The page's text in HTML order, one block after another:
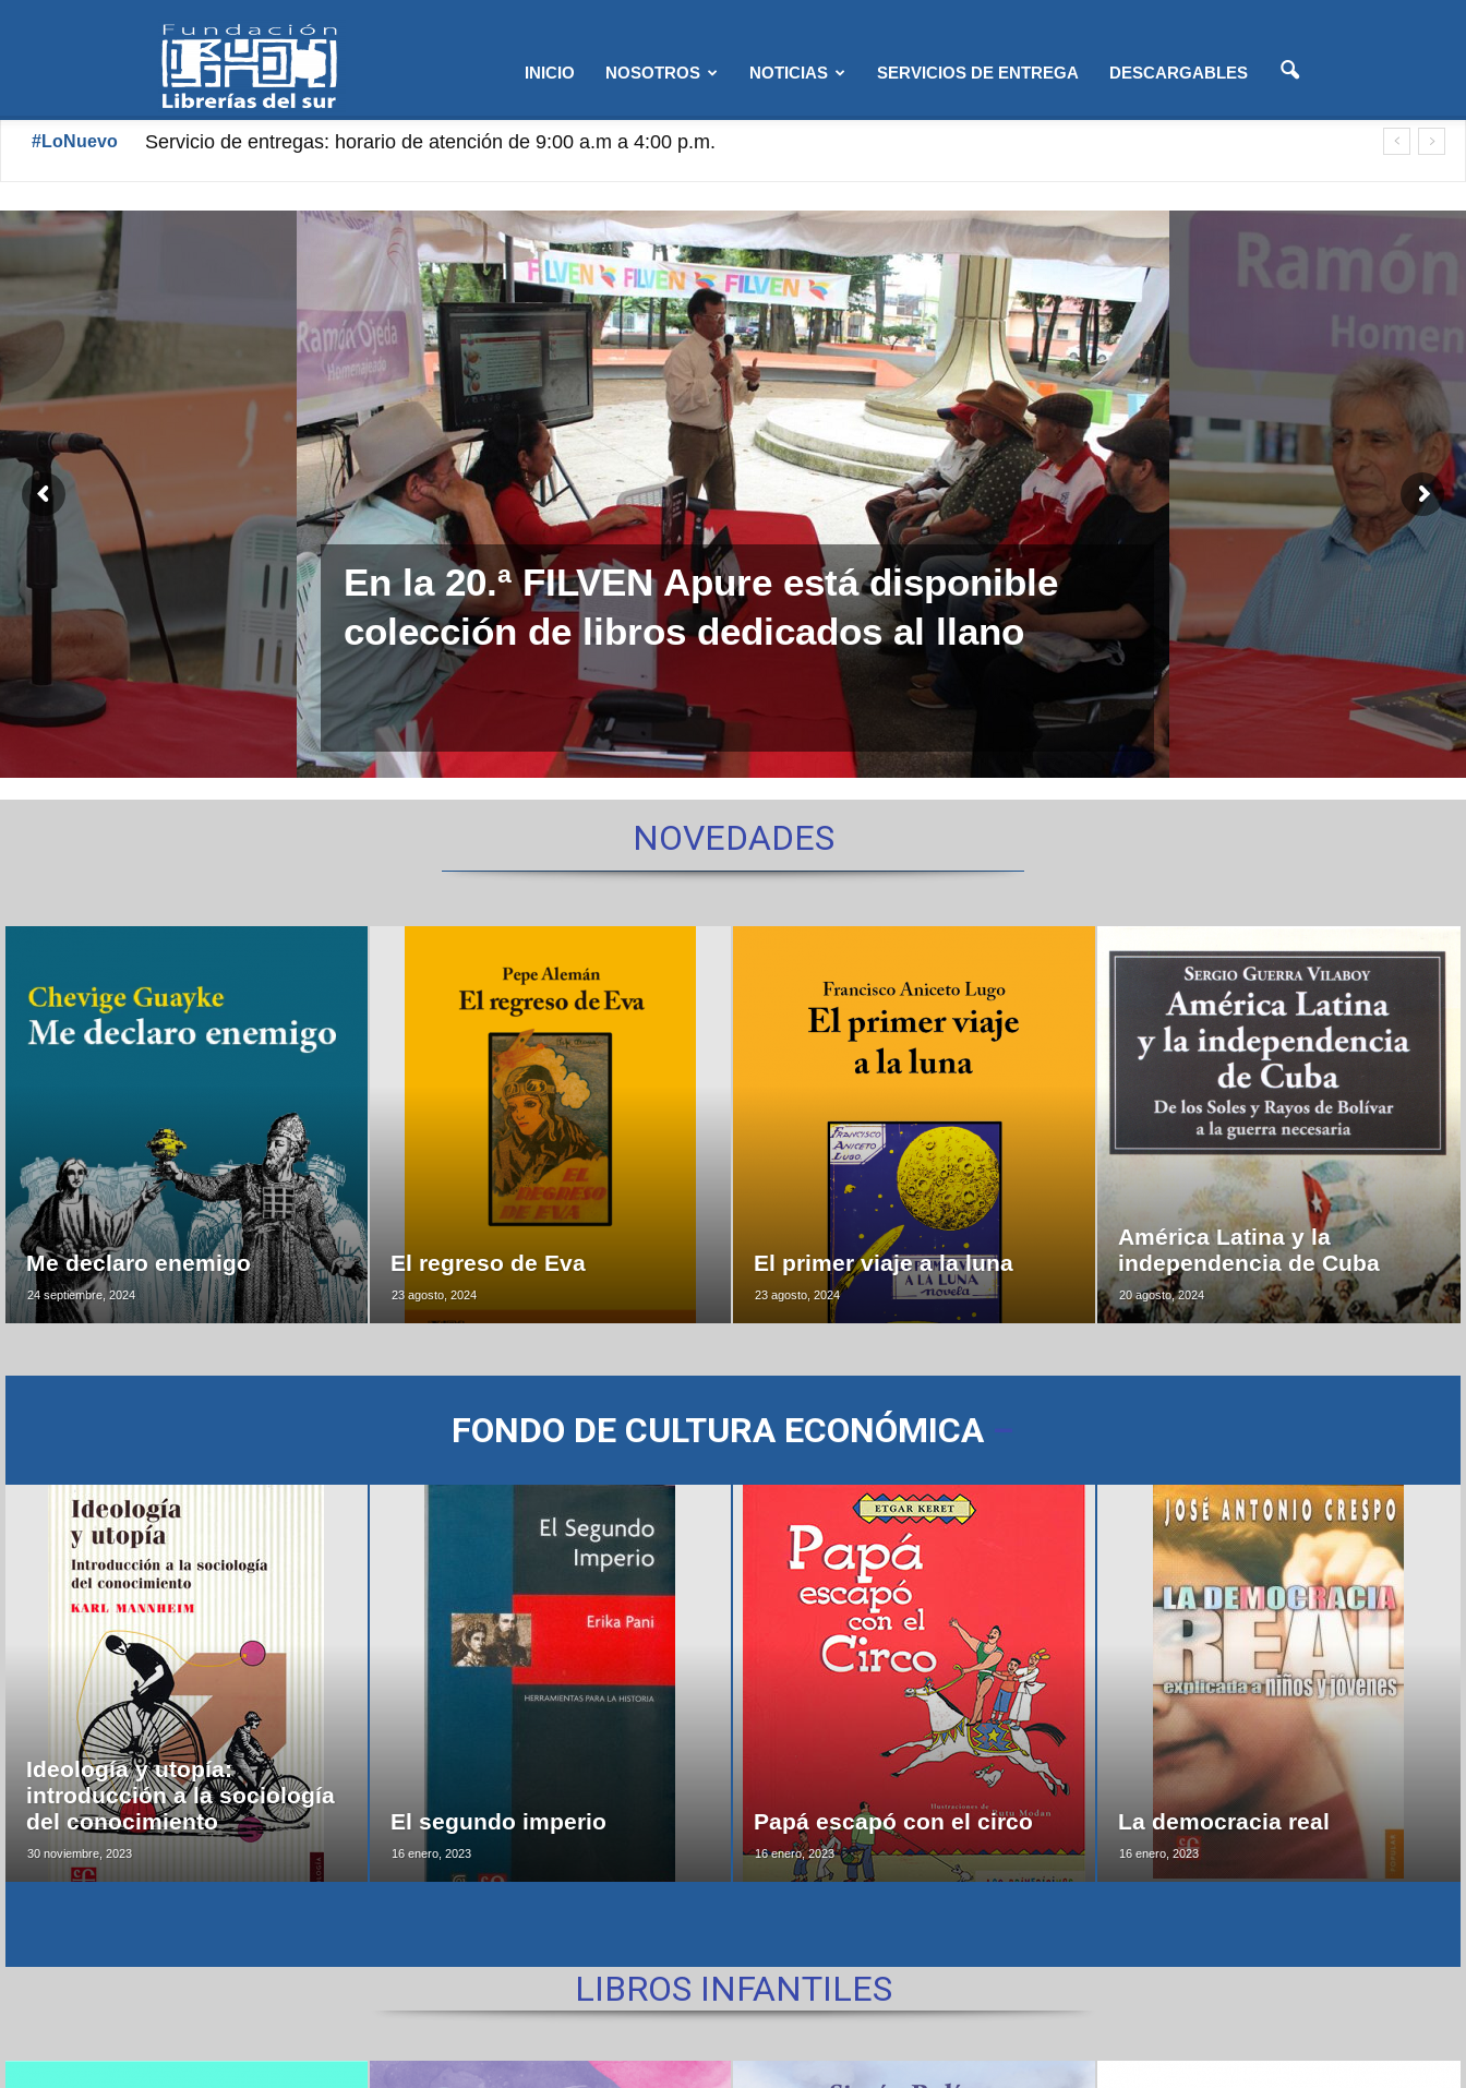
Sur
INICIO NOSOTROS NOTICIAS SERVICIOS DE ENTREGA DESCARGABLES
#LoNuevo Librería «Aníbal Nazoa» Horario de atención: 8:00 a.m. a 12:00 p.m. (Solo semanas de Flexibilización)
En la 20.ª FILVEN Apure está disponible
colección de libros dedicados al llano
NOVEDADES
Me declaro enemigo
24 septiembre, 2024
El regreso de Eva
23 agosto, 2024
El primer viaje a la luna
23 agosto, 2024
América Latina y la
independencia de Cuba
20 agosto, 2024
FONDO DE CULTURA ECONÓMICA
Ideología y utopía:
introducción a la sociología
del conocimiento
30 noviembre, 2023
El segundo imperio
16 enero, 2023
Papá escapó con el circo
16 enero, 2023
La democracia real
16 enero, 2023
LIBROS INFANTILES